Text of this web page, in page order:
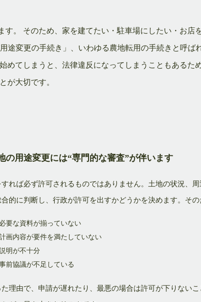
。 そのため、家を建てたい・駐車場にしたい・お店
途変更の手続き」、いわゆる農地転用の手続きと呼ば
めてしまうと、法律違反になってしまうこともあるた
が大切です。
の用途変更には“専門的な審査”が伴います
すれば必ず許可されるものではありません。土地の状況、
合的に判断し、行政が許可を出すかどうかを決めます。その
必要な資料が揃っていない
画内容が要件を満たしていない
明が不十分
前協議が不足している
た理由で、申請が遅れたり、最悪の場合は許可が下りない